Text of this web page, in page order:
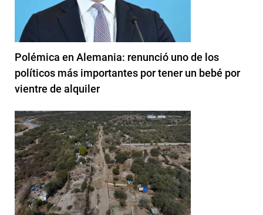
Polémica en Alemania: renunció uno de los
políticos más importantes por tener un bebé por
vientre de alquiler